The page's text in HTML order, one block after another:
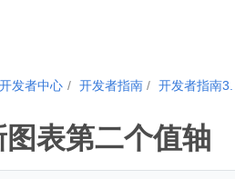
开发者中心 开发者指南 开发者指南3.
图表第二个值轴